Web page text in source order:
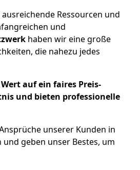
Ressourcen und
und
haben wir eine große
die nahezu jedes
auf ein faires Preis-
und bieten professionelle
unserer Kunden in
geben unser Bestes, um